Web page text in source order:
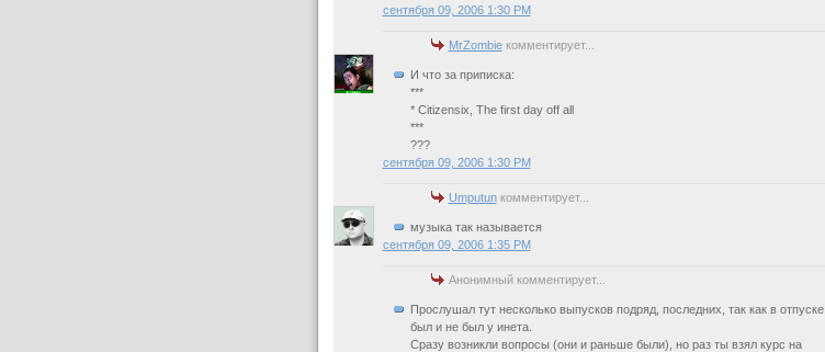
сентября 09, 2006 1:30 PM
MrZombieкомментирует...
И что за приписка:
***
* Сitizensix, The first day off all
***
???
сентября 09, 2006 1:30 PM
Umputunкомментирует...
музыка так называется
сентября 09, 2006 1:35 PM
Анонимный комментирует...
Прослушал тут несколько выпусков подряд, последних, так как в отпуске
был и не был у инета.
Сразу возникли вопросы (они и раньше были), но раз ты взял курс на